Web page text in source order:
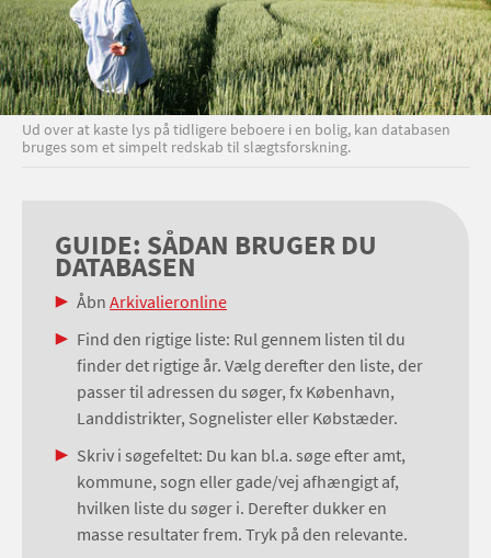
Ud over at kaste lys på tidligere beboere i en bolig, kan databasen
bruges som et simpelt redskab til slægtsforskning.
GUIDE: SÅDAN BRUGER DU
DATABASEN
Åbn Arkivalieronline
Find den rigtige liste: Rul gennem listen til du
finder det rigtige år. Vælg derefter den liste, der
passer til adressen du søger, fx København,
Landdistrikter, Sognelister eller Købstæder.
Skriv i søgefeltet: Du kan bl.a. søge efter amt,
kommune, sogn eller gade/vej afhængigt af,
hvilken liste du søger i. Derefter dukker en
masse resultater frem. Tryk på den relevante.